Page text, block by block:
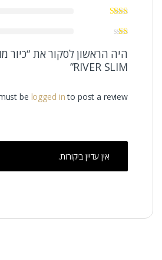
היה הראשון לסקור את “כיור
RIVER SLIM”
be logged into post a review.
אין עדיין ביקורות.